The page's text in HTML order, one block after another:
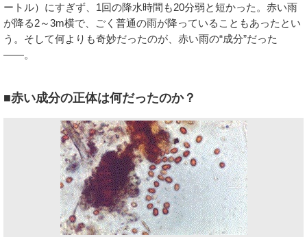
ートル）にすぎず、1回の降水時間も20分弱と短かった。赤い雨
が降る2～3m横で、ごく普通の雨が降っていることもあったとい
う。そして何よりも奇妙だったのが、赤い雨の“成分”だった
――。
■赤い成分の正体は何だったのか？